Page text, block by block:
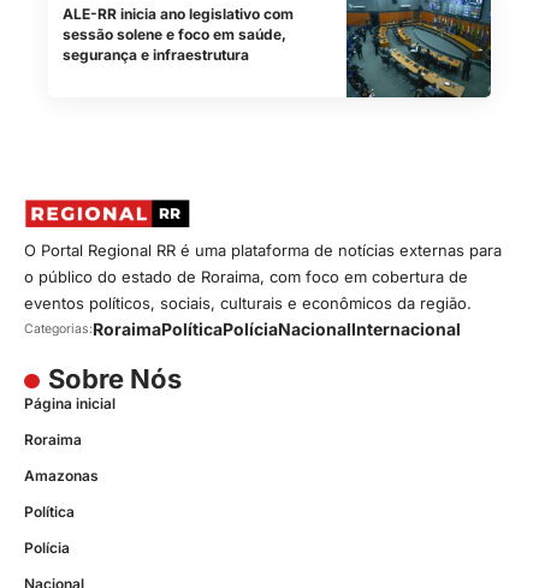
ALE-RR inicia ano legislativo com
sessão solene e foco em saúde,
segurança e infraestrutura
O Portal Regional RR é uma plataforma de notícias externas para
o público do estado de Roraima, com foco em cobertura de
eventos políticos, sociais, culturais e econômicos da região.
Categorias:RoraimaPolíticaPolíciaNacionalInternacional
Sobre Nós
Página inicial
Roraima
Amazonas
Política
Polícia
Nacional